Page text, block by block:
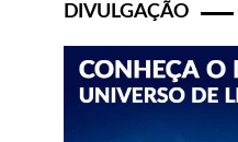
DIVULGAÇÃO